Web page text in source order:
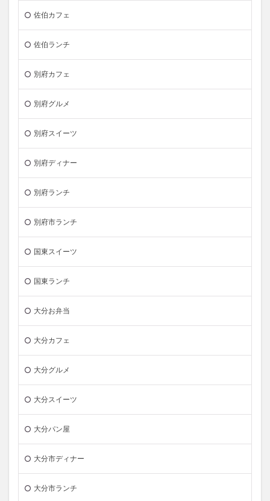
佐伯カフェ
佐伯ランチ
別府カフェ
別府グルメ
別府スイーツ
別府ディナー
別府ランチ
別府市ランチ
国東スイーツ
国東ランチ
大分お弁当
大分カフェ
大分グルメ
大分スイーツ
大分パン屋
大分市ディナー
大分市ランチ